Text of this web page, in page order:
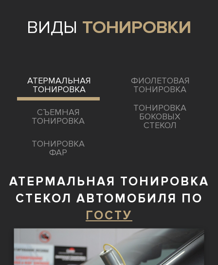
ВИДЫ ТОНИРОВКИ
АТЕРМАЛЬНАЯ
ТОНИРОВКА
ФИОЛЕТОВАЯ
ТОНИРОВКА
СЪЕМНАЯ
ТОНИРОВКА
ТОНИРОВКА
БОКОВЫХ
СТЕКОЛ
ТОНИРОВКА
ФАР
АТЕРМАЛЬНАЯ ТОНИРОВКА
СТЕКОЛ АВТОМОБИЛЯ ПО
ГОСТУ